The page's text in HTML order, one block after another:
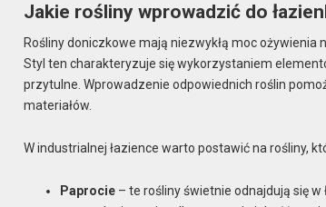
Jakie rośliny wprowadzić do
Rośliny doniczkowe mają niezwykłą moc
Styl ten charakteryzuje się wykorzystaniem
przytulne. Wprowadzenie odpowiednich roślin
materiałów.
W industrialnej łazience warto postawić na rośliny,
Paprocie – te rośliny świetnie odnajdują się